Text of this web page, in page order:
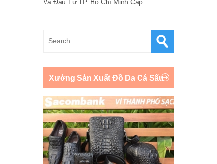
Và Đầu Tư TP. Hồ Chí Minh Cấp
Xưởng Sản Xuất Đồ Da Cá Sấu